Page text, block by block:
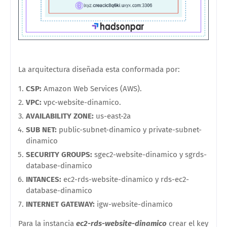
La arquitectura diseñada esta conformada por:
CSP: Amazon Web Services (AWS).
VPC: vpc-website-dinamico.
AVAILABILITY ZONE: us-east-2a
SUB NET: public-subnet-dinamico y private-subnet-
dinamico
SECURITY GROUPS: sgec2-website-dinamico y sgrds-
database-dinamico
INTANCES: ec2-rds-website-dinamico y rds-ec2-
database-dinamico
INTERNET GATEWAY: igw-website-dinamico
Para la instancia ec2-rds-website-dinamico crear el key